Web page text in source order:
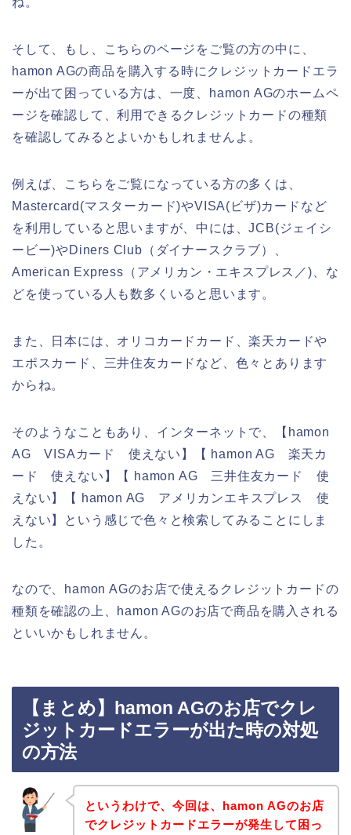
そして、もし、こちらのページをご覧の方の中に、
hamon AGの商品を購入する時にクレジットカードエラ
ーが出て困っている方は、一度、hamon AGのホームペ
ージを確認して、利用できるクレジットカードの種類
を確認してみるとよいかもしれませんよ。
例えば、こちらをご覧になっている方の多くは、
Mastercard(マスターカード)やVISA(ビザ)カードなど
を利用していると思いますが、中には、JCB(ジェイシ
ービー)やDiners Club（ダイナースクラブ）、
American Express（アメリカン・エキスプレス／)、な
どを使っている人も数多くいると思います。
また、日本には、オリコカードカード、楽天カードや
エポスカード、三井住友カードなど、色々とあります
からね。
そのようなこともあり、インターネットで、【hamon
AG VISAカード 使えない】【 hamon AG 楽天カ
ード 使えない】【 hamon AG 三井住友カード 使
えない】【 hamon AG アメリカンエキスプレス 使
えない】という感じで色々と検索してみることにしま
した。
なので、hamon AGのお店で使えるクレジットカードの
種類を確認の上、hamon AGのお店で商品を購入される
といいかもしれません。
【まとめ】hamon AGのお店でクレ
ジットカードエラーが出た時の対処
の方法
というわけで、今回は、hamon AGのお店
でクレジットカードエラーが発生して困っ